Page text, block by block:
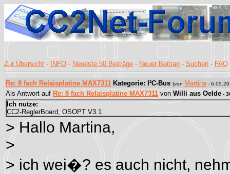
Zur Übersicht - INFO - Neueste 50 Beiträge - Neuer Beitrag - Suchen - FAQ
Re: 8 fach Relaisplatine MAX7311 Kategorie: I²C-Bus (von Martina -
Als Antwort auf Re: 8 fach Relaisplatine MAX7311 von Willi aus Oelde -
Ich nutze:
CC2-ReglerBoard, OSOPT V3.1
> Hallo Martina,
>
> ich wei�? es auch nicht,